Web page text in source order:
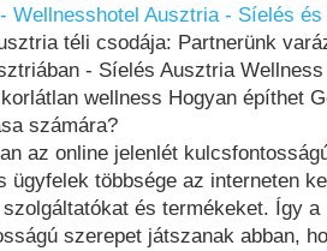
Wellnesshotel Ausztria - Síelés
téli csodája: Partnerünk
- Síelés Ausztria
wellness Hogyan építhet
számára?
az online jelenlét
ügyfelek többsége az interneten
szolgáltatókat és termékeket. Így
szerepet játszanak abban,